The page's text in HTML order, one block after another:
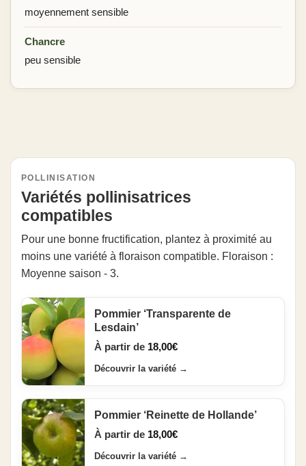
moyennement sensible
Chancre
peu sensible
POLLINISATION
Variétés pollinisatrices
compatibles
Pour une bonne fructification, plantez à proximité au
moins une variété à floraison compatible. Floraison :
Moyenne saison - 3.
Pommier ‘Transparente de
Lesdain’
À partir de 18,00€
Découvrir la variété →
Pommier ‘Reinette de Hollande’
À partir de 18,00€
Découvrir la variété →